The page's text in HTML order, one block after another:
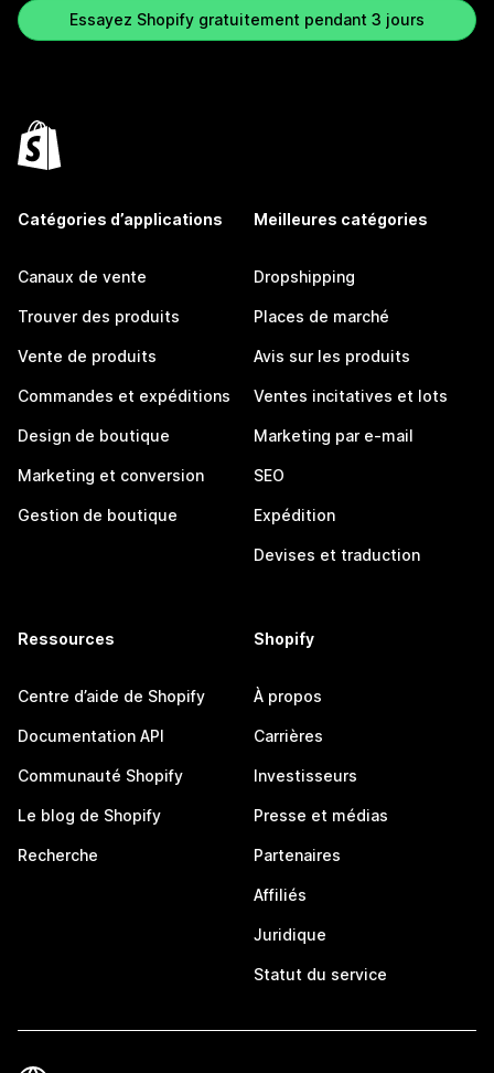
Essayez Shopify gratuitement pendant 3 jours
Catégories d’applications
Canaux de vente
Trouver des produits
Vente de produits
Commandes et expéditions
Design de boutique
Marketing et conversion
Gestion de boutique
Meilleures catégories
Dropshipping
Places de marché
Avis sur les produits
Ventes incitatives et lots
Marketing par e-mail
SEO
Expédition
Devises et traduction
Ressources
Centre d’aide de Shopify
Documentation API
Communauté Shopify
Le blog de Shopify
Recherche
Shopify
À propos
Carrières
Investisseurs
Presse et médias
Partenaires
Affiliés
Juridique
Statut du service